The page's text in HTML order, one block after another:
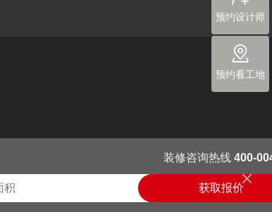
装修咨询热线 400-
获取报价
预约设计师
预约看工地